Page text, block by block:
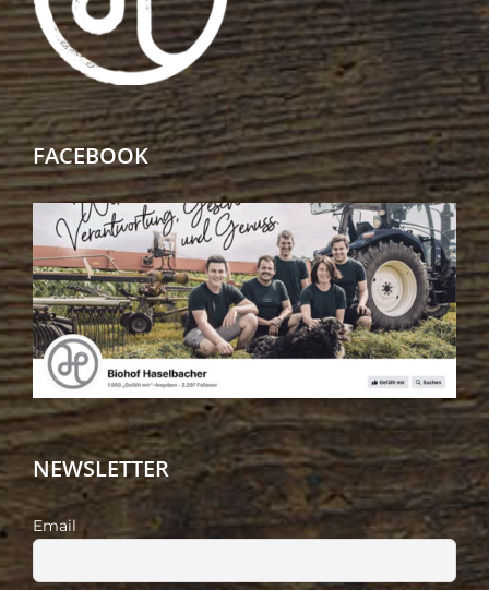
FACEBOOK
NEWSLETTER
Email